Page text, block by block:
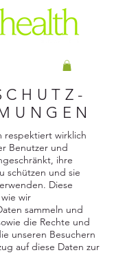
INTERNATIONALER VERSAND
respektiert wirklich
Benutzer und
ihre
schützen und sie
Diese
wir
sammeln und
die Rechte und
unseren Besuchern
auf diese Daten zur